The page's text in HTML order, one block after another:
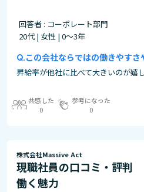
回答者 : コーポレート部門
20代 | 女性 | 0～3年
この会社ならではの働きやすさ
昇給率が他社に比べて大きいのが嬉し
共感した
0
参考になった
0
株式会社Massive Act
現職社員の口コミ・評判
働く魅力